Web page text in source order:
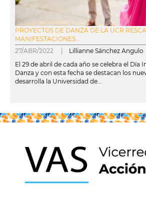
PROYECTOS DE DANZA DE LA UCR
MANIFESTACIONES...
27/ABR/2022 | Lillianne Sánchez Angulo
El 29 de abril de cada año se celebra el Día
Danza y con esta fecha se destacan los
desarrolla la Universidad de...